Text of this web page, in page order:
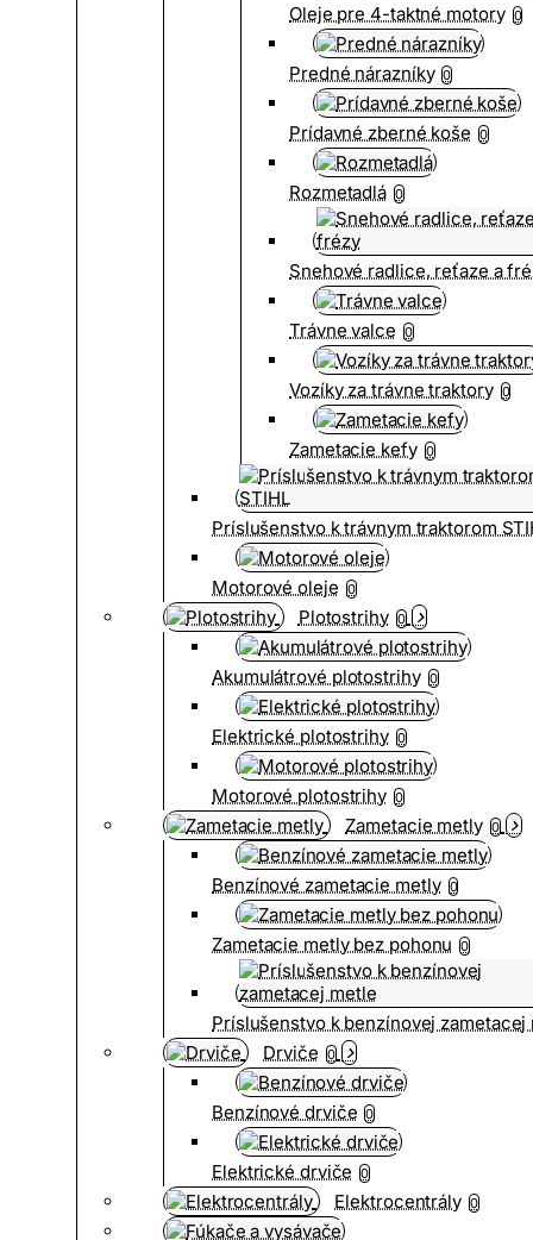
Oleje pre 4-taktné motory 0
Predné nárazníky 0
Prídavné zberné koše 0
Rozmetadlá 0
Snehové radlice, reťaze a
Trávne valce 0
Vozíky za trávne traktory 0
Zametacie kefy 0
Príslušenstvo k trávnym traktorom
Motorové oleje 0
Plotostrihy 0
Akumulátrové plotostrihy 0
Elektrické plotostrihy 0
Motorové plotostrihy 0
Zametacie metly 0
Benzínové zametacie metly 0
Zametacie metly bez pohonu 0
Príslušenstvo k benzínovej zametacej
Drviče 0
Benzínové drviče 0
Elektrické drviče 0
Elektrocentrály 0